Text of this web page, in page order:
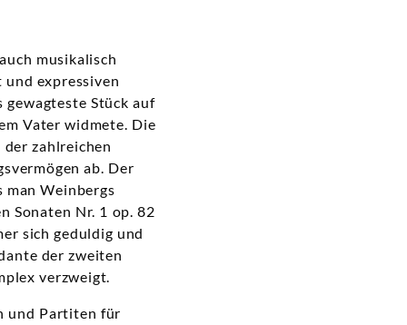
musikalisch
expressiven
gewagteste Stück auf
Vater widmete. Die
zahlreichen
ab. Der
Weinbergs
Sonaten Nr. 1 op. 82
sich geduldig und
der zweiten
verzweigt.
und Partiten für